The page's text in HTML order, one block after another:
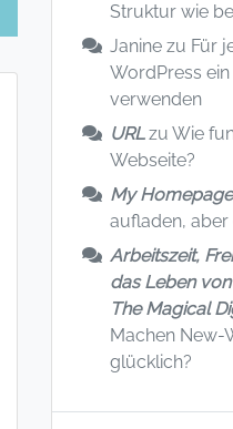
Struktur wie
Janine zu Für
WordPress
verwenden
URLzu Wie
Webseite?
My Homepage
aufladen, aber
Arbeitszeit,
das Leben
The Magical
Machen New-
glücklich?